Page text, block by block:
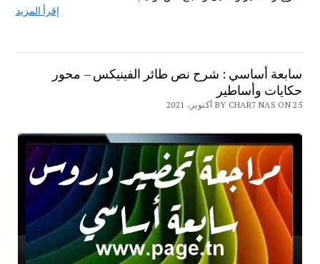
إقرأ المزيد
سابعة أساسي : شرح نص طائر الفينيكس – محور
حكايات وأساطير
BY CHAR7 NAS ON 25 أكتوبر، 2021